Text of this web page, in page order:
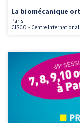
La biomécanique
Paris
CISCO - Centre